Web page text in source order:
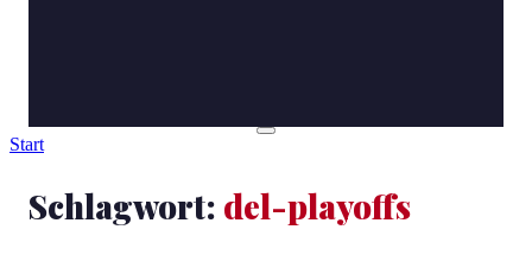
Start
Schlagwort: del-playoffs